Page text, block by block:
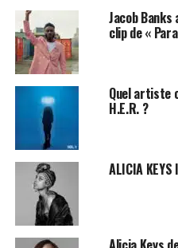
hashtag#WeAreHere.
répondra peut-être !
LES ALBUMS D’ALICIA
SUJETS ASSOCIÉS:
Jacob Banks
clip de «
Quel artiste
H.E.R. ?
ALICIA